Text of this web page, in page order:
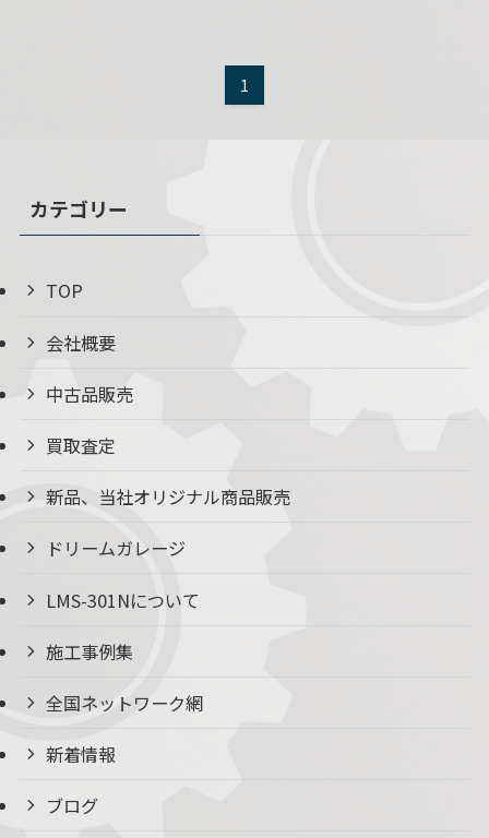
1
カテゴリー
TOP
会社概要
中古品販売
買取査定
新品、当社オリジナル商品販売
ドリームガレージ
LMS-301Nについて
施工事例集
全国ネットワーク網
新着情報
ブログ